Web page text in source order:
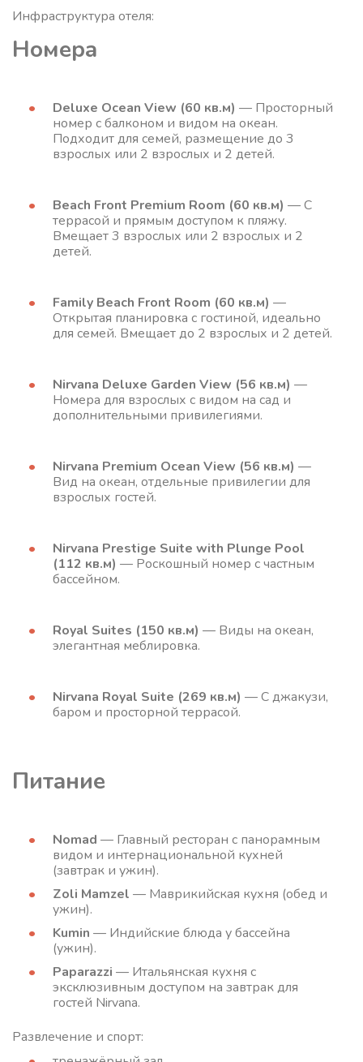
Инфраструктура отеля:
Номера
Deluxe Ocean View (60 кв.м) — Просторный
номер с балконом и видом на океан.
Подходит для семей, размещение до 3
взрослых или 2 взрослых и 2 детей.
Beach Front Premium Room (60 кв.м) — С
террасой и прямым доступом к пляжу.
Вмещает 3 взрослых или 2 взрослых и 2
детей.
Family Beach Front Room (60 кв.м) —
Открытая планировка с гостиной, идеально
для семей. Вмещает до 2 взрослых и 2 детей.
Nirvana Deluxe Garden View (56 кв.м) —
Номера для взрослых с видом на сад и
дополнительными привилегиями.
Nirvana Premium Ocean View (56 кв.м) —
Вид на океан, отдельные привилегии для
взрослых гостей.
Nirvana Prestige Suite with Plunge Pool
(112 кв.м) — Роскошный номер с частным
бассейном.
Royal Suites (150 кв.м) — Виды на океан,
элегантная меблировка.
Nirvana Royal Suite (269 кв.м) — С джакузи,
баром и просторной террасой.
Питание
Nomad — Главный ресторан с панорамным
видом и интернациональной кухней
(завтрак и ужин).
Zoli Mamzel — Маврикийская кухня (обед и
ужин).
Kumin — Индийские блюда у бассейна
(ужин).
Paparazzi — Итальянская кухня с
эксклюзивным доступом на завтрак для
гостей Nirvana.
Развлечение и спорт: